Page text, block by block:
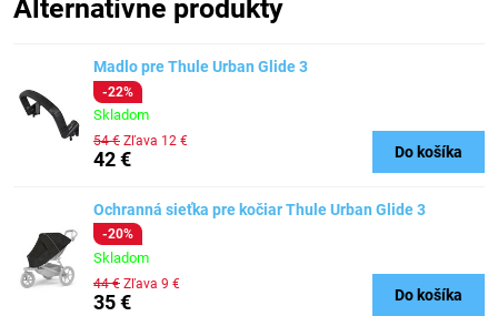
Alternatívne produkty
Madlo pre Thule Urban Glide 3
-22%
Skladom
42 €
54 € Zľava 12 €
Do košíka
Ochranná sieťka pre kočiar Thule Urban Glide 3
-20%
Skladom
35 €
44 € Zľava 9 €
Do košíka